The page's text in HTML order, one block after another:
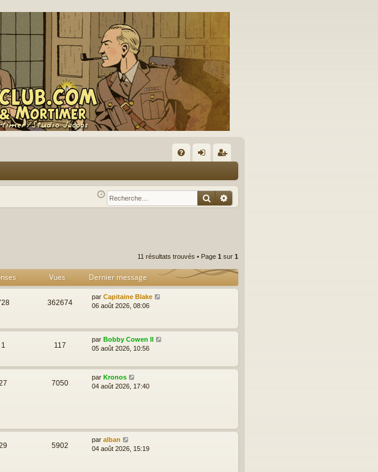
Q ne
xi
nr
eg
r
Rechercher
Recherche avancée
11 résultats trouvés • Page 1 sur 1
Vues Dernier message
362674
par Capitaine Blake
06 août 2026, 08:06
1 117
par Bobby Cowen II
05 août 2026, 10:56
7050
par Kronos
04 août 2026, 17:40
5902
par alban
04 août 2026, 15:19